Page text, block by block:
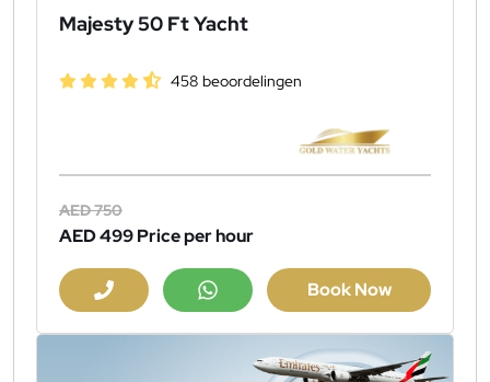
Majesty 50 Ft Yacht
458 beoordelingen
AED 750
AED 499Price per hour
Book Now